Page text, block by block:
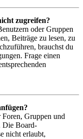
zugreifen?
oder Gruppen
Beiträge zu lesen, zu
brauchst du
Frage einen
Gruppen und
Die Board-
nicht erlaubt,